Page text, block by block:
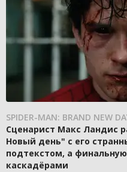
SPIDER-MAN: BRAND NEW
Сценарист Макс Ландис
Новый день" с его
подтекстом, а
каскадёрами